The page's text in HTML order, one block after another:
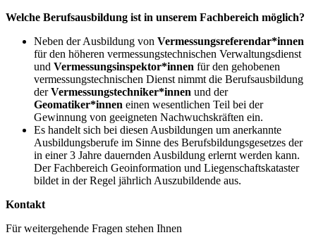
Welche Berufsausbildung ist in unserem Fachbereich möglich?
Neben der Ausbildung von Vermessungsreferendar*innen
für den höheren vermessungstechnischen Verwaltungsdienst
und Vermessungsinspektor*innen für den gehobenen
vermessungstechnischen Dienst nimmt die Berufsausbildung
derVermessungstechniker*innen und der
Geomatiker*innen einen wesentlichen Teil bei der
Gewinnung von geeigneten Nachwuchskräften ein.
Es handelt sich bei diesen Ausbildungen um anerkannte
Ausbildungsberufe im Sinne des Berufsbildungsgesetzes der
in einer 3 Jahre dauernden Ausbildung erlernt werden kann.
Der Fachbereich Geoinformation und Liegenschaftskataster
bildet in der Regel jährlich Auszubildende aus.
Kontakt
Für weitergehende Fragen stehen Ihnen